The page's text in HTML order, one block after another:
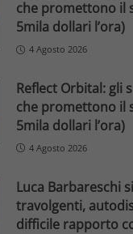
che promettono il
5mila dollari l’ora)
4 Agosto 2026
Reflect Orbital: gli
che promettono il
5mila dollari l’ora)
4 Agosto 2026
Luca Barbareschi
travolgenti,
difficile rapporto